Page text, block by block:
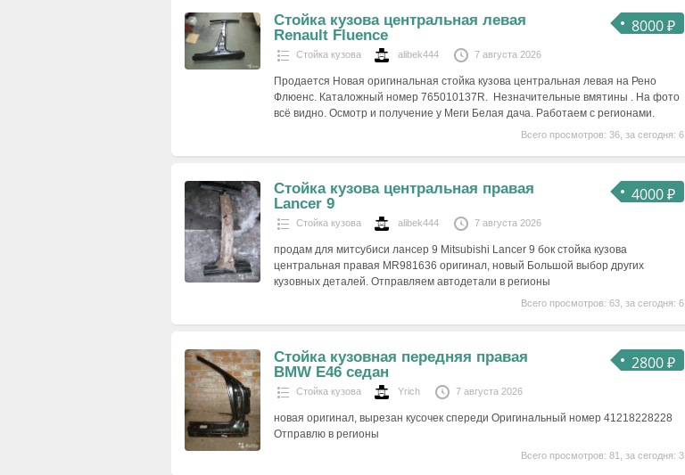
8000 ₽
Стойка кузова центральная левая
Renault Fluence
Стойка кузова alibek444 7 августа 2026
Продается Новая оригинальная стойка кузова центральная левая на Рено
Флюенс. Каталожный номер 765010137R. Незначительные вмятины . На фото
всё видно. Осмотр и получение у Меги Белая дача. Работаем с регионами.
Всего просмотров: 36, за сегодня: 6
4000 ₽
Стойка кузова центральная правая
Lancer 9
Стойка кузова alibek444 7 августа 2026
продам для митсубиси лансер 9 Mitsubishi Lancer 9 бок стойка кузова
центральная правая MR981636 оригинал, новый Большой выбор других
кузовных деталей. Отправляем автодетали в регионы
Всего просмотров: 63, за сегодня: 6
2800 ₽
Стойка кузовная передняя правая
BMW E46 седан
Стойка кузова Yrich 7 августа 2026
новая оригинал, вырезан кусочек спереди Оригинальный номер 41218228228
Отправлю в регионы
Всего просмотров: 81, за сегодня: 3